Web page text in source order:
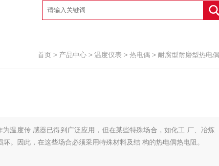
首页 > 产品中心 > 温度仪表 > 热电偶 > 耐腐型耐磨型热电偶
温度传 感器已得到广泛应用，但在某些特殊场合，如化工 厂、冶炼
。因此，在这些场合必须采用特殊材料及结 构的热电偶热电阻。